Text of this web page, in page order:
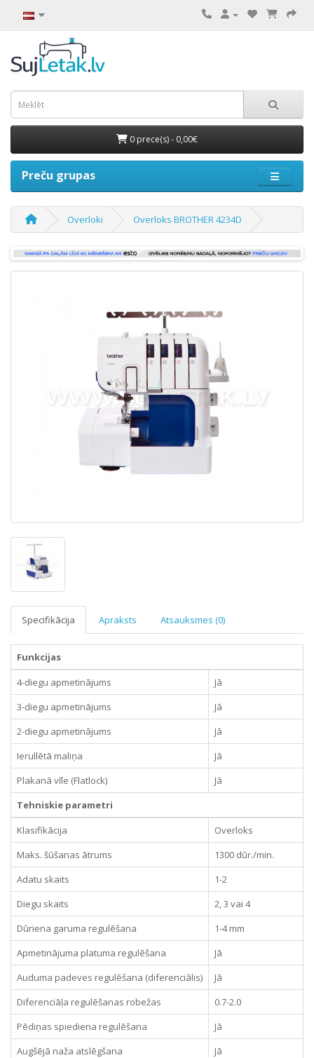
0 prece(s) - 0,00€
Preču grupas
Overloki Overloks BROTHER 4234D
Specifikācija Apraksts Atsauksmes (0)
Funkcijas
4-diegu apmetinājums
Jā
3-diegu apmetinājums
Jā
2-diegu apmetinājums
Jā
Ierullētā maliņa
Jā
Plakanā vīle (Flatlock)
Jā
Tehniskie parametri
Klasifikācija
Overloks
Maks. šūšanas ātrums
1300 dūr./min.
Adatu skaits
1-2
Diegu skaits
2, 3 vai 4
Dūriena garuma regulēšana
1-4 mm
Apmetinājuma platuma regulēšana
Jā
Auduma padeves regulēšana (diferenciālis)
Jā
Diferenciāļa regulēšanas robežas
0.7-2.0
Pēdiņas spiediena regulēšana
Jā
Augšējā naža atslēgšana
Jā